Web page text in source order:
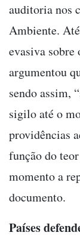
auditoria nos
Ambiente.
evasiva
argumentou
sendo assim,
sigilo até o
providências
função do
momento a
documento.
Países